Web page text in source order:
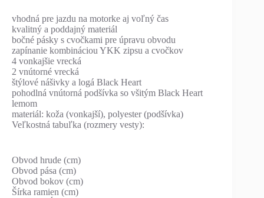
vhodná pre jazdu na motorke aj voľný čas
kvalitný a poddajný materiál
bočné pásky s cvočkami pre úpravu obvodu
zapínanie kombináciou YKK zipsu a cvočkov
4 vonkajšie vrecká
2 vnútorné vrecká
štýlové nášivky a logá Black Heart
pohodlná vnútorná podšívka so všitým Black Heart
lemom
materiál: koža (vonkajší), polyester (podšívka)
Veľkostná tabuľka (rozmery vesty):
Obvod hrude (cm)
Obvod pása (cm)
Obvod bokov (cm)
Šírka ramien (cm)